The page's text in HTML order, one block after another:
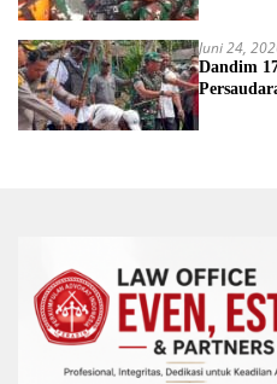
Juni 24,
Dandim